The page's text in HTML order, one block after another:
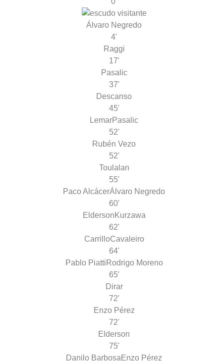
Álvaro Negredo
4'
Raggi
17'
Pasalic
37'
Descanso
45'
LemarPasalic
52'
Rubén Vezo
52'
Toulalan
55'
Paco AlcácerÁlvaro Negredo
60'
Elderson Kurzawa
62'
CarrilloCavaleiro
64'
Pablo Piatti Rodrigo Moreno
65'
Dirar
72'
Enzo Pérez
72'
Elderson
75'
Danilo BarbosaEnzo Pérez